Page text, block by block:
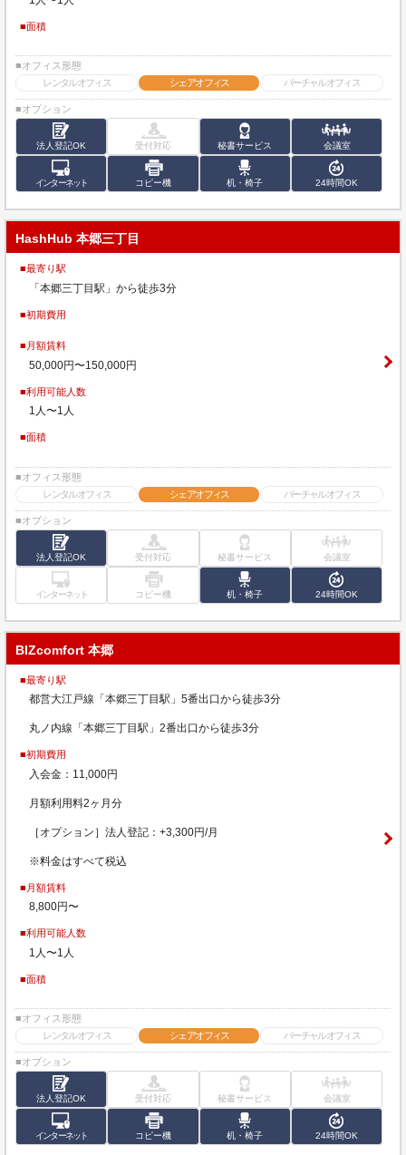
■面積
■オフィス形態
レンタルオフィス
シェアオフィス バーチャルオフィス
■オプション
法人登記OK 受付対応 秘書サービス 会議室
インターネット コピー機 机・椅子 24時間OK
HashHub 本郷三丁目
■最寄り駅
「本郷三丁目駅」から徒歩3分
■初期費用
■月額賃料
50,000円〜150,000円
■利用可能人数
1人〜1人
■面積
■オフィス形態
レンタルオフィス
シェアオフィス バーチャルオフィス
■オプション
法人登記OK 受付対応 秘書サービス 会議室
インターネット コピー機 机・椅子 24時間OK
BIZcomfort 本郷
■最寄り駅
都営大江戸線「本郷三丁目駅」5番出口から徒歩3分
丸ノ内線「本郷三丁目駅」2番出口から徒歩3分
■初期費用
入会金：11,000円
月額利用料2ヶ月分
［オプション］法人登記：+3,300円/月
※料金はすべて税込
■月額賃料
8,800円〜
■利用可能人数
1人〜1人
■面積
■オフィス形態
レンタルオフィス
シェアオフィス バーチャルオフィス
■オプション
法人登記OK 受付対応 秘書サービス 会議室
インターネット コピー機 机・椅子 24時間OK